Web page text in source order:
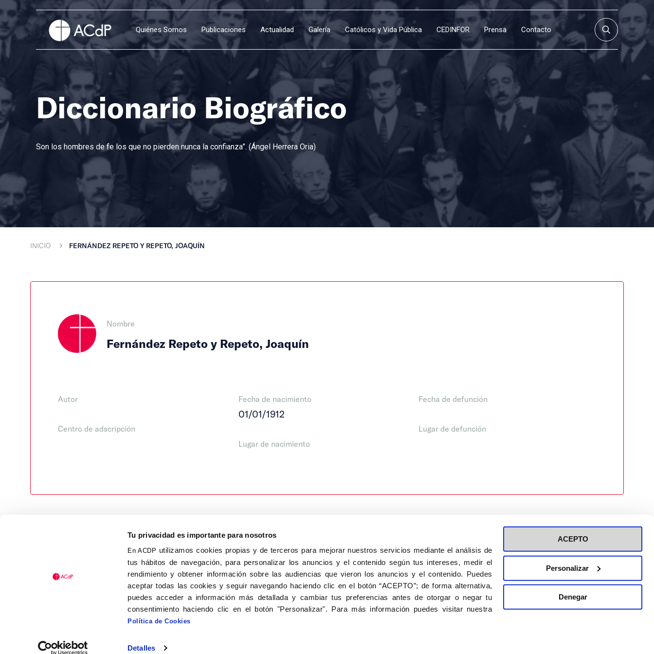
Tu privacidad es importante para nosotros
En ACDP utilizamos cookies propias y de terceros para mejorar nuestros servicios mediante el análisis de
tus hábitos de navegación, para personalizar los anuncios y el contenido según tus intereses, medir el
rendimiento y obtener información sobre las audiencias que vieron los anuncios y el contenido. Puedes
aceptar todas las cookies y seguir navegando haciendo clic en el botón “ACEPTO”; de forma alternativa,
puedes acceder a información más detallada y cambiar tus preferencias antes de otorgar o negar tu
consentimiento haciendo clic en el botón "Personalizar". Para más información puedes visitar nuestra
Política de Cookies
Detalles
ACEPTO
Personalizar
Denegar
Quiénes Somos Publicaciones Actualidad Galería Católicos y Vida Pública CEDINFOR Prensa Contacto
Diccionario Biográfico
Son los hombres de fe los que no pierden nunca la confianza”. (Ángel Herrera Oria)
INICIO FERNÁNDEZ REPETO Y REPETO, JOAQUÍN
Nombre
Fernández Repeto y Repeto, Joaquín
Autor
Centro de adscripción
Fecha de nacimiento
01/01/1912
Lugar de nacimiento
Fecha de defunción
Lugar de defunción
Calle Isaac Peral, 58 C.P.: 28040, Madrid
Tel (+34) 91 456 63 27
Fax: (+34) 91 535 19 98
acdp@acdp.es
Aviso Legal Inscripción a eventos
Política de privacidad de RRSS
Política de cookies